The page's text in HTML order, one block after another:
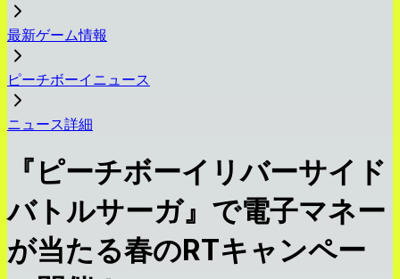
最新ゲーム情報
ピーチボーイニュース
ニュース詳細
『ピーチボーイリバーサイド
バトルサーガ』で電子マネー
が当たる春のRTキャンペー